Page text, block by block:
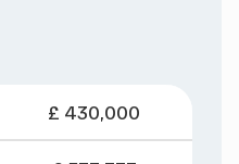
£ 430,000